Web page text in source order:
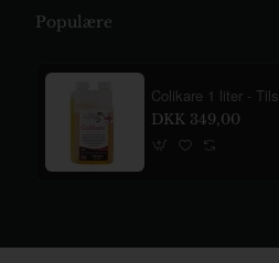
Populære
DKK 349,00